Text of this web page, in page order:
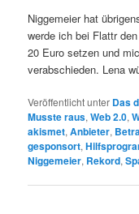
Niggemeier hat
werde ich bei Flattr
20 Euro setzen und
verabschieden. Lena
Veröffentlicht unter Das
Musste raus,Web 2.0,
akismet,Anbieter,
gesponsort,
Niggemeier, Rekord,